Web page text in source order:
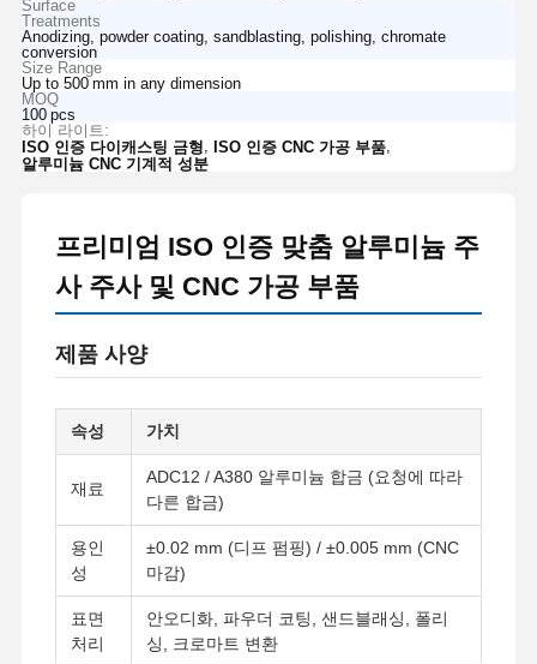
Surface
Treatments
Anodizing, powder coating, sandblasting, polishing, chromate
conversion
Size Range
Up to 500 mm in any dimension
MOQ
100 pcs
하이 라이트:
ISO 인증 다이캐스팅 금형
ISO 인증 CNC 가공 부품,
알루미늄 CNC 기계적 성분
프리미엄 ISO 인증 맞춤 알루미늄 주
사 주사 및 CNC 가공 부품
제품 사양
속성 가치
재료
ADC12 / A380 알루미늄 합금 (요청에 따라
다른 합금)
용인
성
±0.02 mm (디프 펌핑) / ±0.005 mm (CNC
마감)
표면
처리
안오디화, 파우더 코팅, 샌드블래싱, 폴리
싱, 크로마트 변환